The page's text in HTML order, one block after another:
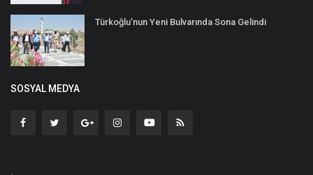
Türkoğlu’nun Yeni Bulvarında Sona Gelindi
SOSYAL MEDYA